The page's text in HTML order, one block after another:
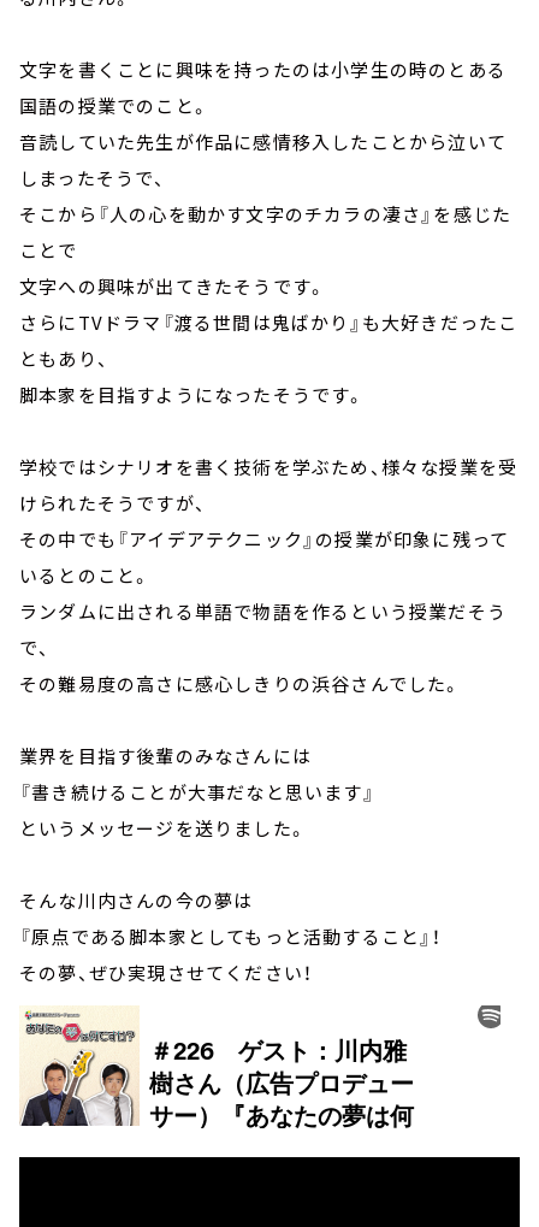
文字を書くことに興味を持ったのは小学生の時のとある
国語の授業でのこと。
音読していた先生が作品に感情移入したことから泣いて
しまったそうで、
そこから『人の心を動かす文字のチカラの凄さ』を感じた
ことで
文字への興味が出てきたそうです。
さらにTVドラマ『渡る世間は鬼ばかり』も大好きだったこ
ともあり、
脚本家を目指すようになったそうです。
学校ではシナリオを書く技術を学ぶため、様々な授業を受
けられたそうですが、
その中でも『アイデアテクニック』の授業が印象に残って
いるとのこと。
ランダムに出される単語で物語を作るという授業だそう
で、
その難易度の高さに感心しきりの浜谷さんでした。
業界を目指す後輩のみなさんには
『書き続けることが大事だなと思います』
というメッセージを送りました。
そんな川内さんの今の夢は
『原点である脚本家としてもっと活動すること』！
その夢、ぜひ実現させてください！